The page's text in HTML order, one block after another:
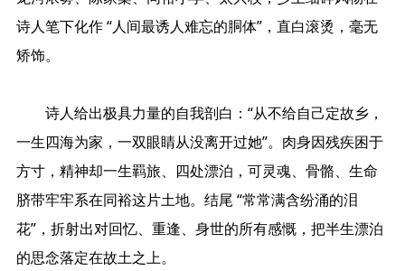
诗人笔下化作 “人间最诱人难忘的胴体”，直白滚烫，毫无
矫饰。
诗人给出极具力量的自我剖白：“从不给自己定故乡，
一生四海为家，一双眼睛从没离开过她”。肉身因残疾困于
方寸，精神却一生羁旅、四处漂泊，可灵魂、骨骼、生命
脐带牢牢系在同裕这片土地。结尾 “常常满含纷涌的泪
花”，折射出对回忆、重逢、身世的所有感慨，把半生漂泊
的思念落定在故土之上。